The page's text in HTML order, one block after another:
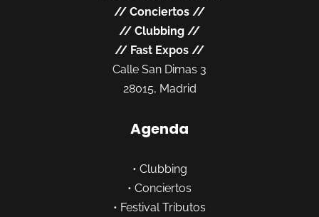
// Conciertos //
// Clubbing //
// Fast Expos //
Calle San Dimas 3
28015, Madrid
Agenda
• Clubbing
• Conciertos
• Festival Tributos